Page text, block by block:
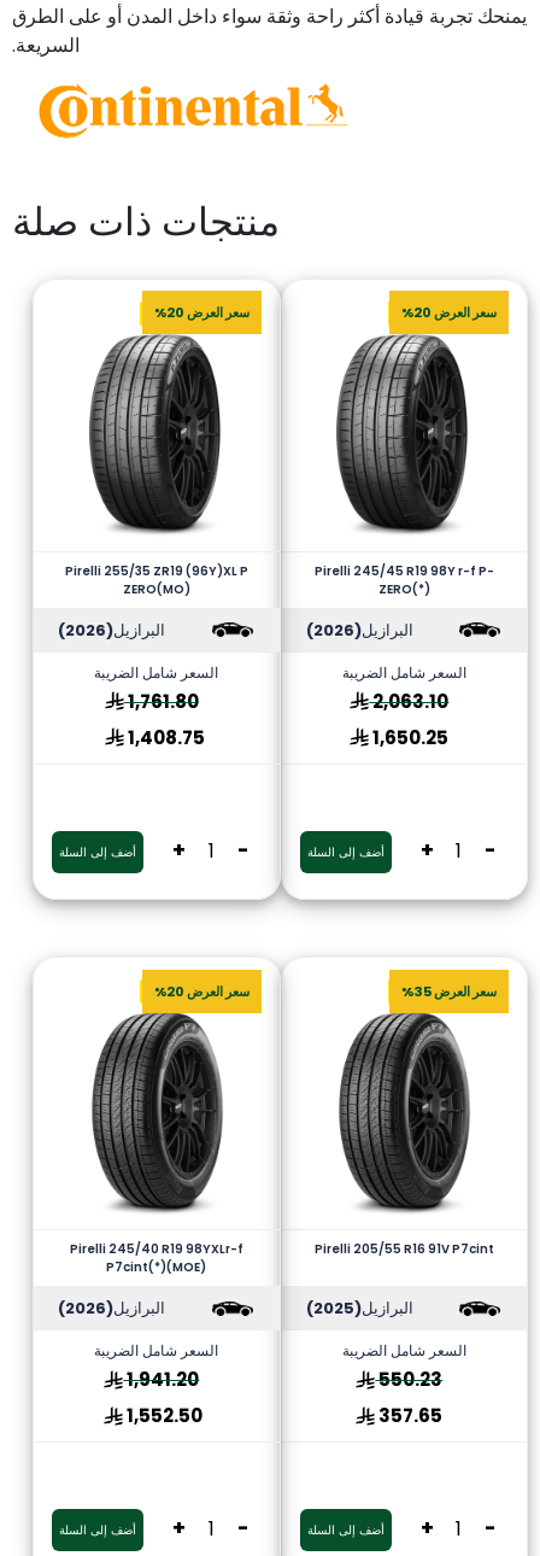
يمنحك تجربة قيادة أكثر راحة وثقة سواء داخل المدن أو على الطرق
السريعة.
منتجات ذات صلة
سعر العرض 20%
Pirelli 245/45 R19 98Y r-f P-
ZERO(*)
البرازيل(2026)
السعر شامل الضريبة
2,063.10
1,650.25
-
+ أضف إلى السلة
سعر العرض 20%
Pirelli 255/35 ZR19 (96Y)XL P
ZERO(MO)
البرازيل(2026)
السعر شامل الضريبة
1,761.80
1,408.75
-
+ أضف إلى السلة
سعر العرض 35%
Pirelli 205/55 R16 91V P7cint
البرازيل(2025)
السعر شامل الضريبة
550.23
357.65
-
+ أضف إلى السلة
سعر العرض 20%
Pirelli 245/40 R19 98YXLr-f
P7cint(*)(MOE)
البرازيل(2026)
السعر شامل الضريبة
1,941.20
1,552.50
-
+ أضف إلى السلة